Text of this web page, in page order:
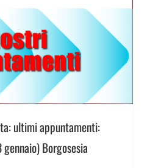
ultimi appuntamenti:
Borgosesia